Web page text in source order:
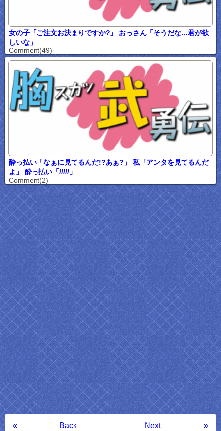
女の子「ご注文お決まりですか?」 おっさん「そうだな…君が欲
しいな」
Comment(49)
酔っ払い「なぁに見てるんだ!?あぁ?」 私「アンタを見てるんだ
よ」 酔っ払い「/////」
Comment(2)
« Back »
Next